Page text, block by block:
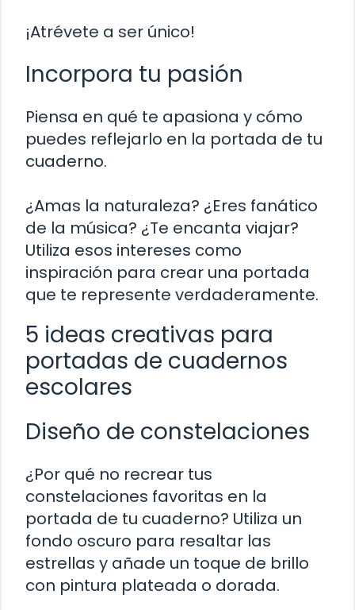
¡Atrévete a ser único!
Incorpora tu pasión
Piensa en qué te apasiona y cómo
puedes reflejarlo en la portada de tu
cuaderno.
¿Amas la naturaleza? ¿Eres fanático
de la música? ¿Te encanta viajar?
Utiliza esos intereses como
inspiración para crear una portada
que te represente verdaderamente.
5 ideas creativas para
portadas de cuadernos
escolares
Diseño de constelaciones
¿Por qué no recrear tus
constelaciones favoritas en la
portada de tu cuaderno? Utiliza un
fondo oscuro para resaltar las
estrellas y añade un toque de brillo
con pintura plateada o dorada.